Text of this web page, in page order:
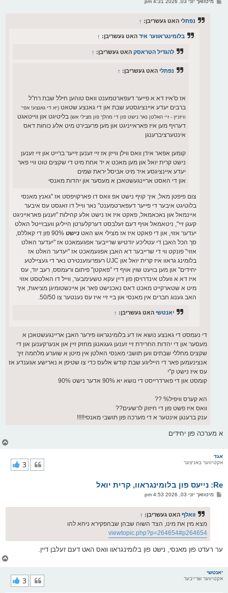
מיטוואך יוני 03, 2026 4:31 pm
נפתלי האט געשריבן: ↑
בלומינגראווער איד האט געשריבן: ↑
להגדיל הטראסק האט געשריבן: ↑
נפתלי האט געשריבן: ↑
אז ס'איז דא א פייער דעפארטמענט וואס טוהען חילל שבת רח"ל
ברבים יעדע איינציגסטע שבת און די גאנצע שטאט (יא די גאנצע! אפי'
וויזניץ - זיי האלטן נאר נישט פון די מהלך פון מצילי אש) בליטיגט און ווייטאגט
דערויף מען איז פאראייניגט און מען פרעבירט מיט אלע כוחות דאס
אינטערציברענגן
קומען אפאר אידן וואס ווילן ווייזן אז זיי זענען זייער ברייט און זיי זענען
נישט קרית יואל און מען מאכט א יד אחת מיט די שקצים טוט וויי פאר
יעדע איינציגסע איד מיט אביסל יראת שמים
און די האסט אריינגעשטאכן א מעסער און יהדות מאנסי
צום פיפטן מאל, איך קויף נישט אפ וואס דו פארקויפסט אז "גאנץ מאנסי
בלוטיגט איבער די פייער דעפארטמענט" נאר ווייל דו זאגסט עס איבער
איינמאל און נאכאמאל, פאקט איז אז נישט אלע קהילות "זענען פאראייניגט
קעגן זיי", ניטאמאל אויף דעם זעלבסט דערקלערטן הייליגן וועבזייטל האלט
יעדער אזוי, און די פאקט איז אז מצילי אש האט נישט
90% פון די קאללס,
סך הכל האבן די עטליכע יודטיש שרייבער אפגעמאכט אז "יעדער האלט
אזוי" פונקט ווי די שרייבער דא האבן אפגעמאכט אז "יעדער האלט אז
בלומינג גראוו איז קרית יואל און UJC רעפרעזענטירט נאר די געציילטע
יחידים" און מען בויעט שוין אויף די "פאקטן" פיתום ורעמסס, רעב יוד, עס
איז דא א וועלט אינדרויסן פון דיין עקא טשעימבער, ווייל דו האלטסט אזוי
מיט א שטארקייט מאכט דאס נאכנישט פאר אן איינשטומיגן מציאות, איך
האב גענוג חברים אין מאנסי און ביי זיי איז עס נענטער צו 50/50.
יאנטשי האט געשריבן: ↑
די נעמסט די גאנצע נושא אז דע בלומינגראוו פירער האבן אריינגעשטאכן א
מעסער און די יהדות החרידת זיי זענען געגאנגן מחזק זיין און אנערקענען און די
שקצים מחללי שבתים ווען תושבי מאנסי האלטן אין מיטן א שוערע מלחמה זיך
אנצינעמען פאר די הייליגע שבת קודש אלעס כדי צו שטיפן א נארישע אגענדע אז
עס איז נישט ק"י
קומסט און די פארדרייסט די נושא יא 90% אדער נישט 90%
הא קערס וויפיל% ??
וואס איז פשט פון די חיזוק לרשעים??
ענק ברענגן אינטער א די מערכה פון תושבי מאנסי!!!!!
א מערכה פון יחידים
אגד
אקטיווער באניצער
Re: נייעס פון בלומינגראוו, קרית יואל
3
פמיטוואך יוני 03, 2026 4:53 pm
וואלף האט געשריבן: ↑
מצא מין את מינו, הצד השוה שבהן שבהפקירא ניחא להו
viewtopic.php?p=264654#p264654
ער רעדט פון מאנסי, נישט פון בלומינגראוו וואס האט דעם זעלבן דיין.
יאנטשי
אקטיווער שרייבער
3